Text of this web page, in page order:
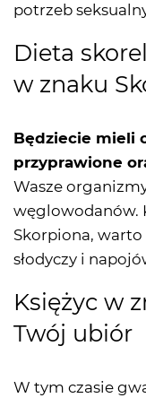
potrzeb
Dieta
w znaku
Będziecie mieli
przyprawione
Wasze
węglowodanów.
Skorpiona,
słodyczy i
Księżyc w
Twój ubiór
W tym czasie